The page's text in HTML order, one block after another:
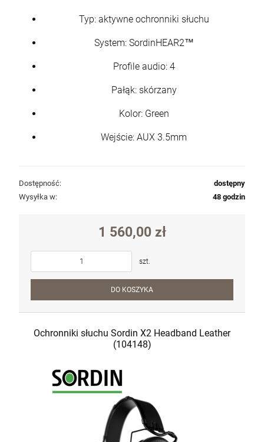
Typ: aktywne ochronniki słuchu
System: SordinHEAR2™
Profile audio: 4
Pałąk: skórzany
Kolor: Green
Wejście: AUX 3.5mm
Dostępność:
dostępny
Wysyłka w:
48 godzin
1 560,00 zł
szt.
DO KOSZYKA
Ochronniki słuchu Sordin X2 Headband Leather
(104148)